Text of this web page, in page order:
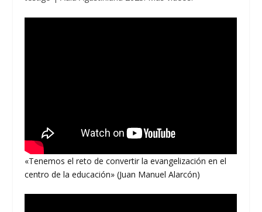
«Tenemos el reto de convertir la evangelización en el
centro de la educación» (Juan Manuel Alarcón)